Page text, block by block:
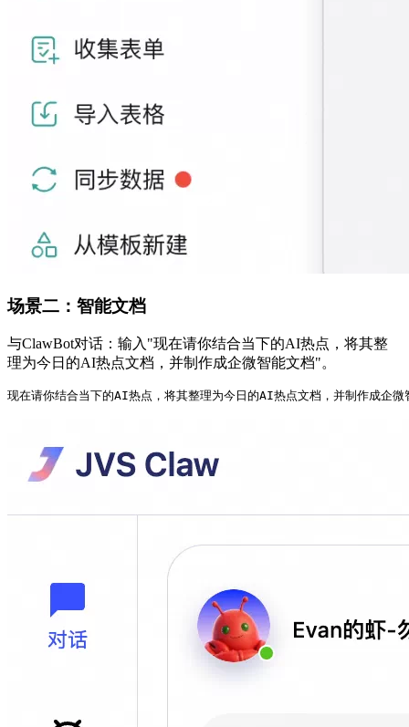
场景二：智能文档
与ClawBot对话：输入"现在请你结合当下的AI热点，将其整
理为今日的AI热点文档，并制作成企微智能文档"。